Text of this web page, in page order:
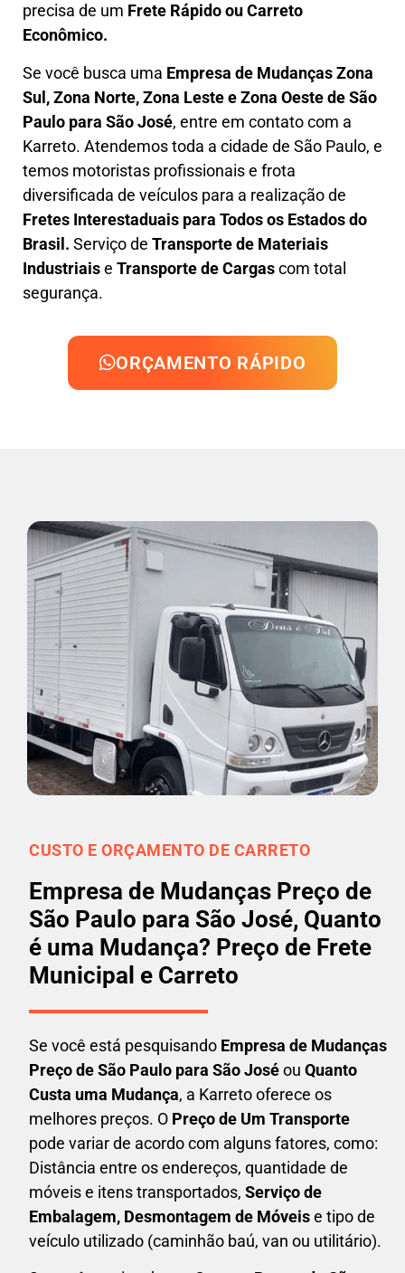
precisa de um Frete Rápido ou Carreto
Econômico.
Se você busca uma Empresa de Mudanças Zona
Sul, Zona Norte, Zona Leste e Zona Oestede São
Paulo para São José, entre em contato com a
Karreto. Atendemos toda a cidade de São Paulo, e
temos motoristas profissionais e frota
diversificada de veículos para a realização de
Fretes Interestaduais para Todos os Estados do
Brasil. Serviço de Transporte de Materiais
Industriaise Transporte de Cargascom total
segurança.
ORÇAMENTO RÁPIDO
CUSTO E ORÇAMENTO DE CARRETO
Empresa de Mudanças Preço de
São Paulo para São José, Quanto
é uma Mudança? Preço de Frete
Municipal e Carreto
Se você está pesquisando Empresa de Mudanças
Preço de São Paulo para São Joséou Quanto
Custa uma Mudança, a Karreto oferece os
melhores preços. O Preço de Um Transporte
pode variar de acordo com alguns fatores, como:
Distância entre os endereços, quantidade de
móveis e itens transportados, Serviço de
Embalagem, Desmontagem de Móveise tipo de
veículo utilizado (caminhão baú, van ou utilitário).